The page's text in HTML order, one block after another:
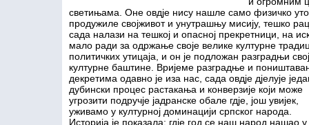
светињама. Оне овдје нису нашле само физичко
продужиле својживот и унутрашњу мисију, тешко
сада налази на тешкој и опасној прекретници, на
мало ради за одржање своје велике културне
политичких утицаја, и он је подложан разградњи
културне баштине. Вријеме разградње и
декретима одавно је иза нас, сада овдје дјелује
дубински процес растакања и конверзије који може
угрозити подручје јадранске обале гдје, још увијек,
уживамо у културној доминацији српског народа.
Историја је показала: гдје год се наш народ нашао у